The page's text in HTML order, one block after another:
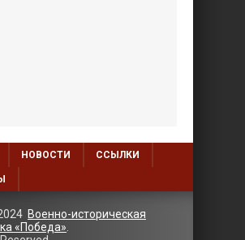
НОВОСТИ ССЫЛКИ
Военно-историческая
«Победа»